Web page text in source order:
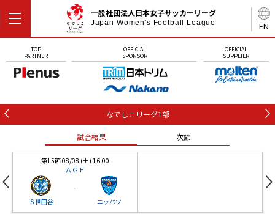
EN
一般社団法人日本女子サッカーリーグ
Japan Women's Football League
TOP
PARTNER
OFFICIAL
SPONSOR
OFFICIAL
SUPPLIER
なでしこリーグ1部
試合結果 次節
第15節 08/08 (土) 16:00
ＡＧＦ
Ｓ世田谷
-
ニッパツ